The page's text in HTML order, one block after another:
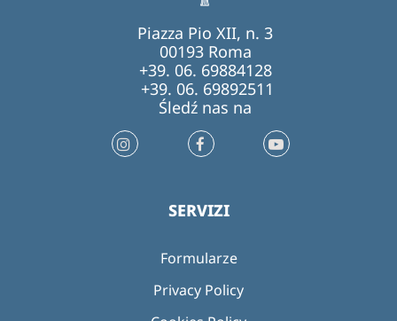
Piazza Pio XII, n. 3
00193 Roma
+39. 06. 69884128
+39. 06. 69892511
Śledź nas na
SERVIZI
Formularze
Privacy Policy